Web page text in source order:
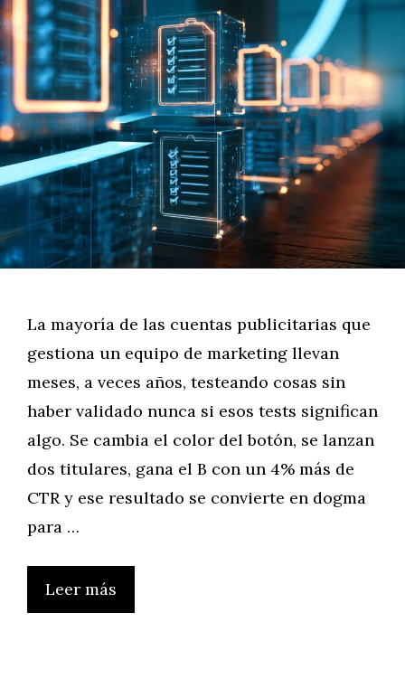
La mayoría de las cuentas publicitarias que
gestiona un equipo de marketing llevan
meses, a veces años, testeando cosas sin
haber validado nunca si esos tests significan
algo. Se cambia el color del botón, se lanzan
dos titulares, gana el B con un 4% más de
CTR y ese resultado se convierte en dogma
para …
Leer más